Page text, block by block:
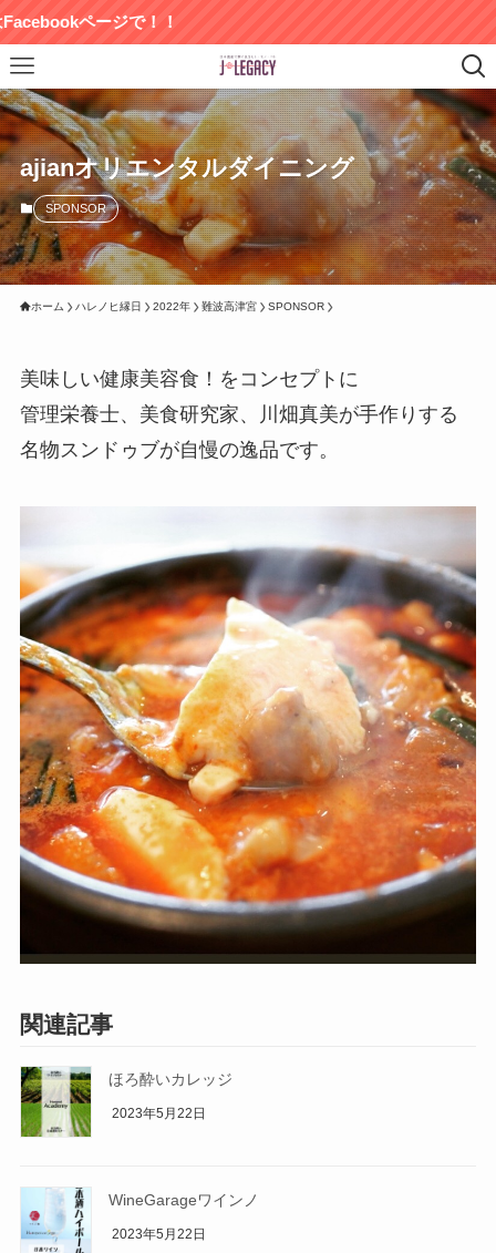
ページで！！
ajianオリエンタルダイニング
SPONSOR
ホーム ハレノヒ縁日 2022年 難波高津宮 SPONSOR
美味しい健康美容食！をコンセプトに
管理栄養士、美食研究家、川畑真美が手作りする
名物スンドゥブが自慢の逸品です。
関連記事
ほろ酔いカレッジ
2023年5月22日
WineGarageワインノ
2023年5月22日